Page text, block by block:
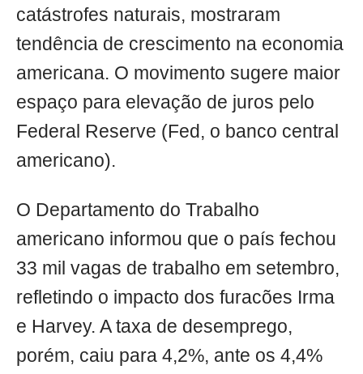
catástrofes naturais, mostraram
tendência de crescimento na economia
americana. O movimento sugere maior
espaço para elevação de juros pelo
Federal Reserve (Fed, o banco central
americano).
O Departamento do Trabalho
americano informou que o país fechou
33 mil vagas de trabalho em setembro,
refletindo o impacto dos furacões Irma
e Harvey. A taxa de desemprego,
porém, caiu para 4,2%, ante os 4,4%